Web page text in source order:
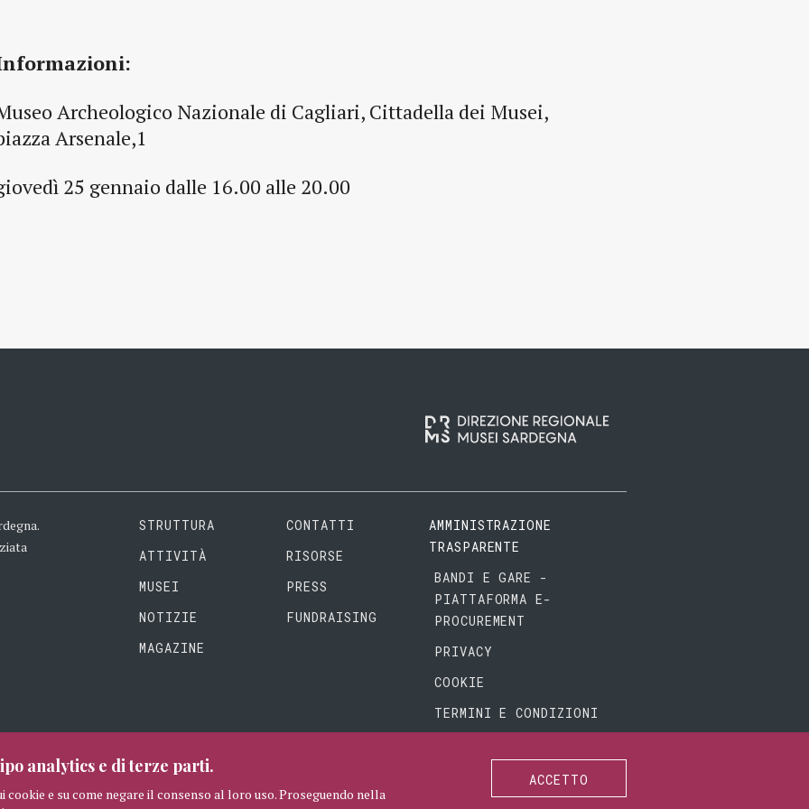
Archeologico Nazionale di Cagliari, Cittadella dei Musei,
Arsenale,1
25 gennaio dalle 16.00 alle 20.00
STRUTTURA
ATTIVITÀ
MUSEI
NOTIZIE
MAGAZINE
CONTATTI
RISORSE
PRESS
FUNDRAISING
AMMINISTRAZIONE
TRASPARENTE
BANDI E GARE -
PIATTAFORMA E-
PROCUREMENT
PRIVACY
COOKIE
TERMINI E CONDIZIONI
analytics e di terze parti.
cookie e su come negare il consenso al loro uso. Proseguendo nella
ACCETTO